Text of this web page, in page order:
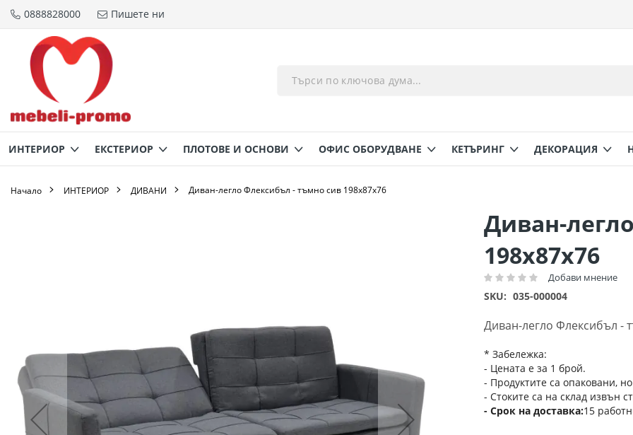
Прескачане
съдържанието
0888828000 Пишете ни
ИНТЕРИОР ЕКСТЕРИОР ПЛОТОВЕ И ОСНОВИ ОФИС ОБОРУДВАНЕ КЕТЪРИНГ ДЕКОРАЦИЯ
Начало ИНТЕРИОР ДИВАНИ Диван-легло Флексибъл - тъмно сив 198x87x76
Диван-
198x87x76
Рейтинг: Добави мнение
SKU 035-000004
Диван-легло Флексибъл -
* Забележка:
- Цената е за 1 брой.
- Продуктите са опаковани,
- Стоките са на склад извън
Срок на доставка 15